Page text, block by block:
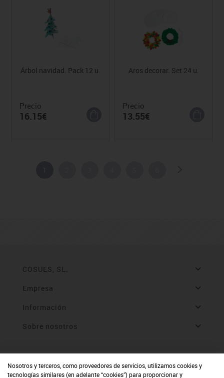
Árbol navidad. Pack 12 u.
Precio
16.15€
Aros decorar. Set 24 u.
Precio
13.55€
COSUES, SL.
Empresa
Información
Sobre nosotros
Nosotros y terceros, como proveedores de servicios, utilizamos cookies y
tecnologías similares (en adelante “cookies”) para proporcionar y